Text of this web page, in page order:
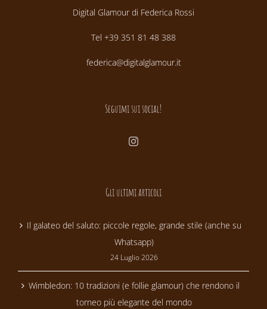
Digital Glamour di Federica Rossi
Tel +39 351 81 48 388
federica@digitalglamour.it
Seguimi sui social!
Gli ultimi articoli
Il galateo del saluto: piccole regole, grande stile (anche su
Whatsapp)
24 Luglio 2026
Wimbledon: 10 tradizioni (e follie glamour) che rendono il
torneo più elegante del mondo